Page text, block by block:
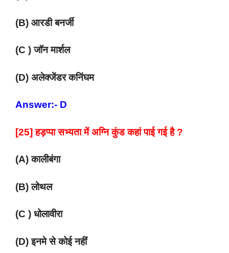
(B) आरडी बनर्जी
(C ) जॉन मार्शल
(D) अलेक्जेंडर कनिंघम
Answer:- D
[25] हड़प्पा सभ्यता में अग्नि कुंड कहां पाई गई है ?
(A) कालीबंगा
(B) लोथल
(C ) धोलावीरा
(D) इनमे से कोई नहीं